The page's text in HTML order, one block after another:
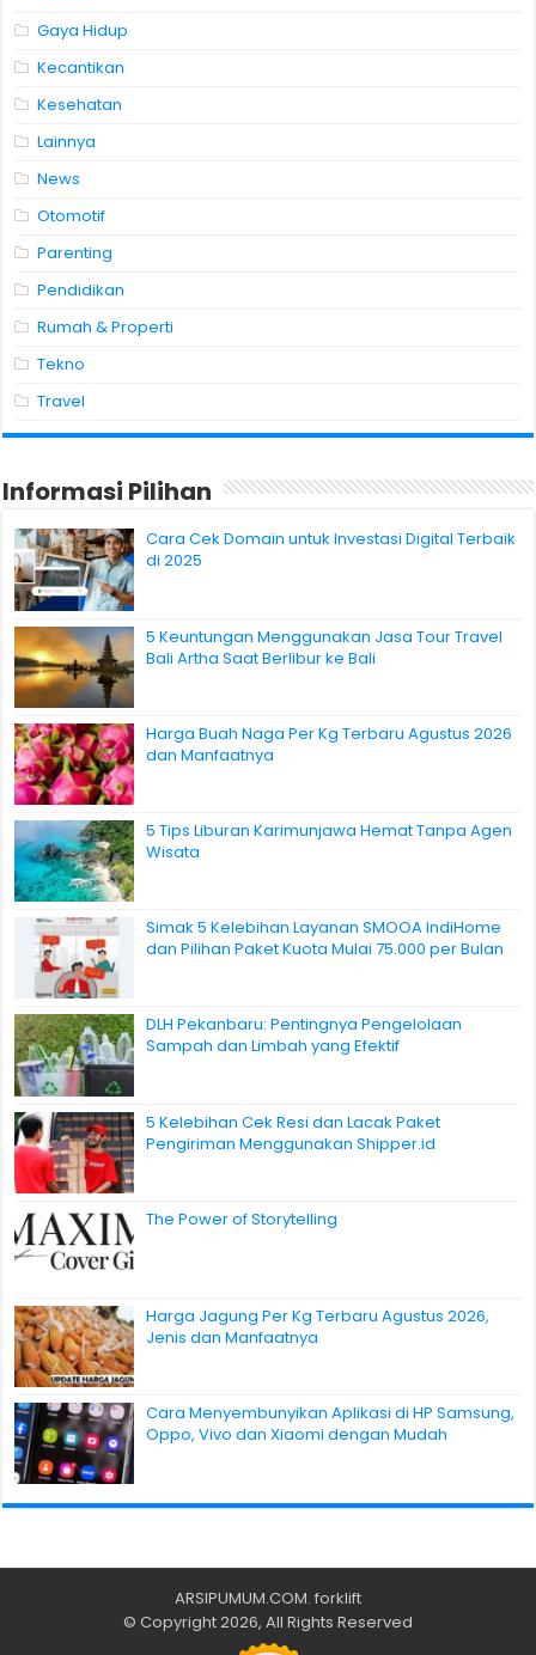
Gaya Hidup
Kecantikan
Kesehatan
Lainnya
News
Otomotif
Parenting
Pendidikan
Rumah & Properti
Tekno
Travel
Informasi Pilihan
Cara Cek Domain untuk Investasi Digital Terbaik
di 2025
5 Keuntungan Menggunakan Jasa Tour Travel
Bali Artha Saat Berlibur ke Bali
Harga Buah Naga Per Kg Terbaru Agustus 2026
dan Manfaatnya
5 Tips Liburan Karimunjawa Hemat Tanpa Agen
Wisata
Simak 5 Kelebihan Layanan SMOOA IndiHome
dan Pilihan Paket Kuota Mulai 75.000 per Bulan
DLH Pekanbaru: Pentingnya Pengelolaan
Sampah dan Limbah yang Efektif
5 Kelebihan Cek Resi dan Lacak Paket
Pengiriman Menggunakan Shipper.id
The Power of Storytelling
Harga Jagung Per Kg Terbaru Agustus 2026,
Jenis dan Manfaatnya
Cara Menyembunyikan Aplikasi di HP Samsung,
Oppo, Vivo dan Xiaomi dengan Mudah
ARSIPUMUM.COM. forklift
© Copyright 2026, All Rights Reserved